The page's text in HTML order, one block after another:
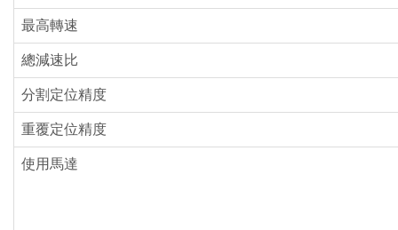
最高轉速
總減速比
分割定位精度
重覆定位精度
使用馬達